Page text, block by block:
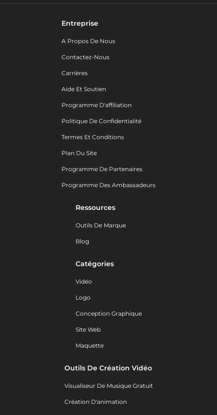
Entreprise
A Propos De Nous
Contactez-Nous
Carrières
Aide Et Soutien
Programme D'affiliation
Politique De Confidentialité
Termes Et Conditions
Plan Du Site
Programme De Partenaires
Programme Des Ambassadeurs
Ressources
Outils De Marque
Blog
Catégories
Vidéo
Logo
Conception Graphique
Site Web
Maquette
Outils De Création Vidéo
Visualiseur De Musique Gratuit
Création D'animation